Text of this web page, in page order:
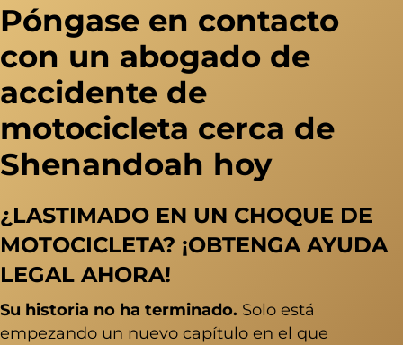
Póngase en contacto
con un abogado de
accidente de
motocicleta cerca de
Shenandoah hoy
¿LASTIMADO EN UN CHOQUE DE
MOTOCICLETA? ¡OBTENGA AYUDA
LEGAL AHORA!
Su historia no ha terminado. Solo está
empezando un nuevo capítulo en el que